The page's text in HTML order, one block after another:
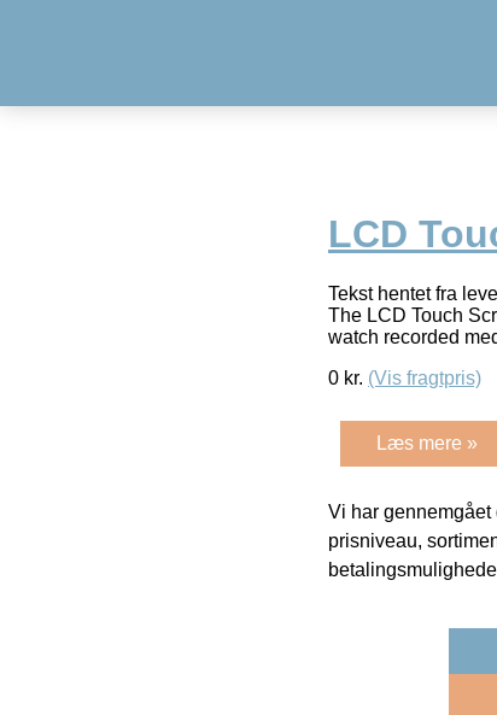
LCD
Tekst hentet fra
The LCD Touch
watch recorded
0 kr. (Vis fragtpris)
Læs mere »
Vi har
prisniveau,